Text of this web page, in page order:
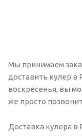
Мы принимаем
доставить кулер
воскресенья, вы
же просто
Доставка кулера в